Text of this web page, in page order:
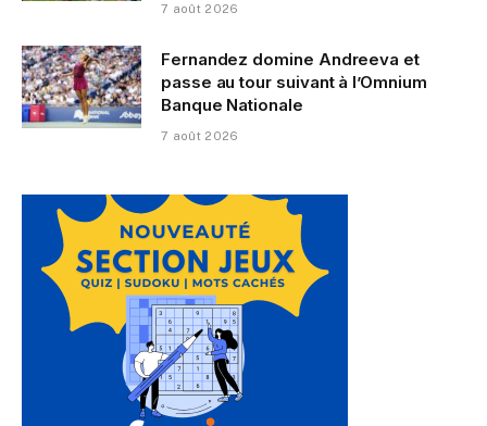
7 août 2026
Fernandez domine Andreeva et
passe au tour suivant à l’Omnium
Banque Nationale
7 août 2026